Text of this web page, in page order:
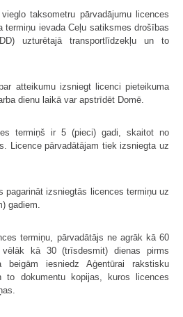
taksometru pārvadājumu licences
termiņu ievada Ceļu satiksmes drošības
uzturētajā transportlīdzekļu un to
atteikumu izsniegt licenci pieteikuma
dienu laikā var apstrīdēt Domē.
termiņš ir 5 (pieci) gadi, skaitot no
Licence pārvadātājam tiek izsniegta uz
pagarināt izsniegtās licences termiņu uz
gadiem.
termiņu, pārvadātājs ne agrāk kā 60
kā 30 (trīsdesmit) dienas pirms
beigām iesniedz Aģentūrai rakstisku
to dokumentu kopijas, kuros licences